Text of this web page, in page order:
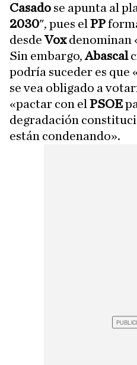
Casado se apunta al
2030", pues el PP
desdeVoxdenominan
Sin embargo,Abascal
podría suceder es que
se vea obligado a
«pactar con el PSOE
degradación
están condenando».